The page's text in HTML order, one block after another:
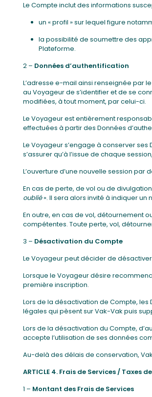
Le Compte inclut des informations
un « profil » sur lequel figure
la possibilité de soumettre des
Plateforme.
2 – Données d’authentification
L’adresse e-mail ainsi renseignée par
au Voyageur de s’identifier et de se
modifiées, à tout moment, par celui-ci.
Le Voyageur est entièrement
effectuées à partir des Données
Le Voyageur s’engage à conserver
s’assurer qu’à l’issue de chaque
L’ouverture d’une nouvelle session
En cas de perte, de vol ou de
oublié». Il sera alors invité à indiquer
En outre, en cas de vol, détournement
compétentes. Toute perte, vol,
3 – Désactivation du Compte
Le Voyageur peut décider de
Lorsque le Voyageur désire
première inscription.
Lors de la désactivation de Compte,
légales qui pèsent sur Vak-Vak puis
Lors de la désactivation du Compte,
accepte l’utilisation de ses données
Au-delà des délais de conservation,
ARTICLE 4. Frais de Services / Taxes
1 – Montant des Frais de Services